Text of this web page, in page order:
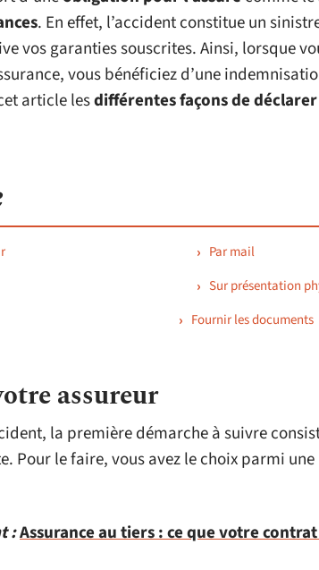
. En effet, l’accident constitue un
vos garanties souscrites. Ainsi, lorsque
vous bénéficiez d’une
article lesdifférentes façons de
Par mail
Sur présentation
Fournir les documents
assureur
la première démarche à suivre
Pour le faire, vous avez le choix parmi
:Assurance au tiers : ce que votre